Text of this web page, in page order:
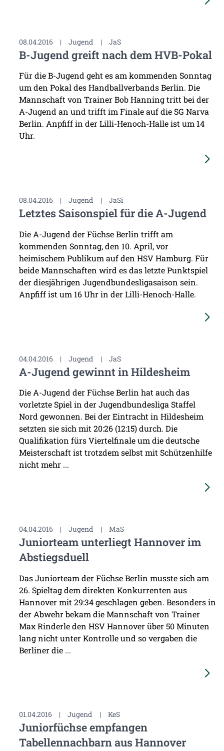
08.04.2016 | Jugend | JaS
B-Jugend greift nach dem HVB-Pokal
Für die B-Jugend geht es am kommenden Sonntag
um den Pokal des Handballverbands Berlin. Die
Mannschaft von Trainer Bob Hanning tritt bei der
A-Jugend an und trifft im Finale auf die SG Narva
Berlin. Anpfiff in der Lilli-Henoch-Halle ist um 14
Uhr.
08.04.2016 | Jugend | JaSi
Letztes Saisonspiel für die A-Jugend
Die A-Jugend der Füchse Berlin trifft am
kommenden Sonntag, den 10. April, vor
heimischem Publikum auf den HSV Hamburg. Für
beide Mannschaften wird es das letzte Punktspiel
der diesjährigen Jugendbundesligasaison sein.
Anpfiff ist um 16 Uhr in der Lilli-Henoch-Halle.
04.04.2016 | Jugend | JaS
A-Jugend gewinnt in Hildesheim
Die A-Jugend der Füchse Berlin hat auch das
vorletzte Spiel in der Jugendbundesliga Staffel
Nord gewonnen. Bei der Eintracht in Hildesheim
setzten sie sich mit 20:26 (12:15) durch. Die
Qualifikation fürs Viertelfinale um die deutsche
Meisterschaft ist trotzdem selbst mit Schützenhilfe
nicht mehr ...
04.04.2016 | Jugend | MaS
Juniorteam unterliegt Hannover im
Abstiegsduell
Das Juniorteam der Füchse Berlin musste sich am
26. Spieltag dem direkten Konkurrenten aus
Hannover mit 29:34 geschlagen geben. Besonders in
der Abwehr bekam die Mannschaft von Trainer
Max Rinderle den HSV Hannover über 50 Minuten
lang nicht unter Kontrolle und so vergaben die
Berliner die ...
01.04.2016 | Jugend | KeS
Juniorfüchse empfangen
Tabellennachbarn aus Hannover